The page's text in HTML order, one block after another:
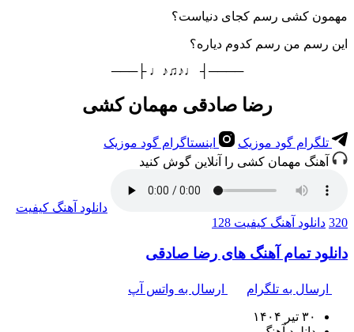
مهمون کشی رسم کجای دنیاست؟
این رسم من رسم کدوم دیاره؟
────┤ ♩♪♫♪♩ ├───
رضا صادقی مهمان کشی
تلگرام گود موزیک
اینستاگرام گود موزیک
آهنگ مهمان کشی را آنلاین گوش کنید
دانلود آهنگ کیفیت
320 دانلود آهنگ کیفیت 128
دانلود تمام آهنگ های رضا صادقی
ارسال به تلگرام ارسال به واتس آپ
۳۰ تیر ۱۴۰۴